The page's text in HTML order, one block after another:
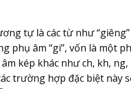
tự là các từ như
phụ âm “gi”, vốn là một
kép khác như ch, kh,
trường hợp đặc biệt